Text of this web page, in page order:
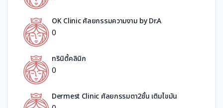
OK Clinic ศัลยกรรมความงาม by Dr.A
0
ทรินิตี้คลินิก
0
Dermest Clinic ศัลยกรรมตา2ชั้น เติมไขมัน